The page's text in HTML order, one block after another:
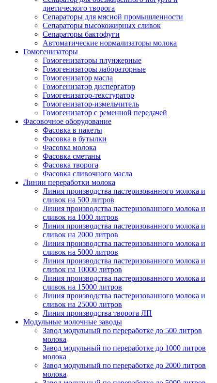
диетического творога
Сепараторы для мясной промышленности
Сепараторы высокожирных сливок
Сепараторы бактофуги
Автоматические нормализаторы молока
Гомогенизаторы
Гомогенизаторы плунжерные
Гомогенизаторы лабораторные
Гомогенизатор масла
Гомогенизатор диспергатор
Гомогенизатор-текстуратор
Гомогенизатор-измельчитель
Гомогенизатор с ременной передачей
Фасовочное оборудование
Фасовка в пакеты
Фасовка в бутылки
Фасовка молока
Фасовка сметаны
Фасовка творога
Фасовка сливочного масла
Линии переработки молока
Линия производства пастеризованного молока и
сливок на 500 литров
Линия производства пастеризованного молока и
сливок на 1000 литров
Линия производства пастеризованного молока и
сливок на 2000 литров
Линия производства пастеризованного молока и
сливок на 5000 литров
Линия производства пастеризованного молока и
сливок на 10000 литров
Линия производства пастеризованного молока и
сливок на 15000 литров
Линия производства пастеризованного молока и
сливок на 25000 литров
Линия производства творога ЛП
Модульные молочные заводы
Завод модульный по переработке до 500 литров
молока
Завод модульный по переработке до 1000 литров
молока
Завод модульный по переработке до 2000 литров
молока